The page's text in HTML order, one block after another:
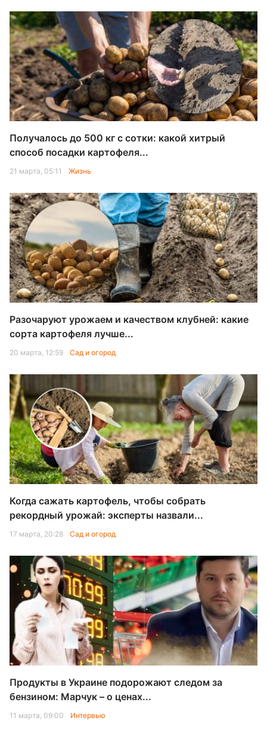
Получалось до 500 кг с сотки: какой хитрый
способ посадки картофеля...
21 марта, 05:11 Жизнь
Разочаруют урожаем и качеством клубней: какие
сорта картофеля лучше...
20 марта, 12:59 Сад и огород
Когда сажать картофель, чтобы собрать
рекордный урожай: эксперты назвали...
17 марта, 20:28 Сад и огород
Продукты в Украине подорожают следом за
бензином: Марчук – о ценах...
11 марта, 09:00 Интервью